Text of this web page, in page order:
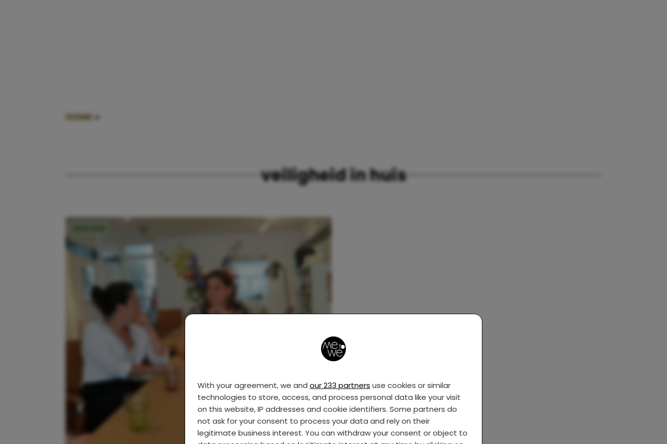
With your agreement, we and our 233 partners use cookies or similar
technologies to store, access, and process personal data like your visit
on this website, IP addresses and cookie identifiers. Some partners do
not ask for your consent to process your data and rely on their
legitimate business interest. You can withdraw your consent or object to
HOME »
veiligheid in huis